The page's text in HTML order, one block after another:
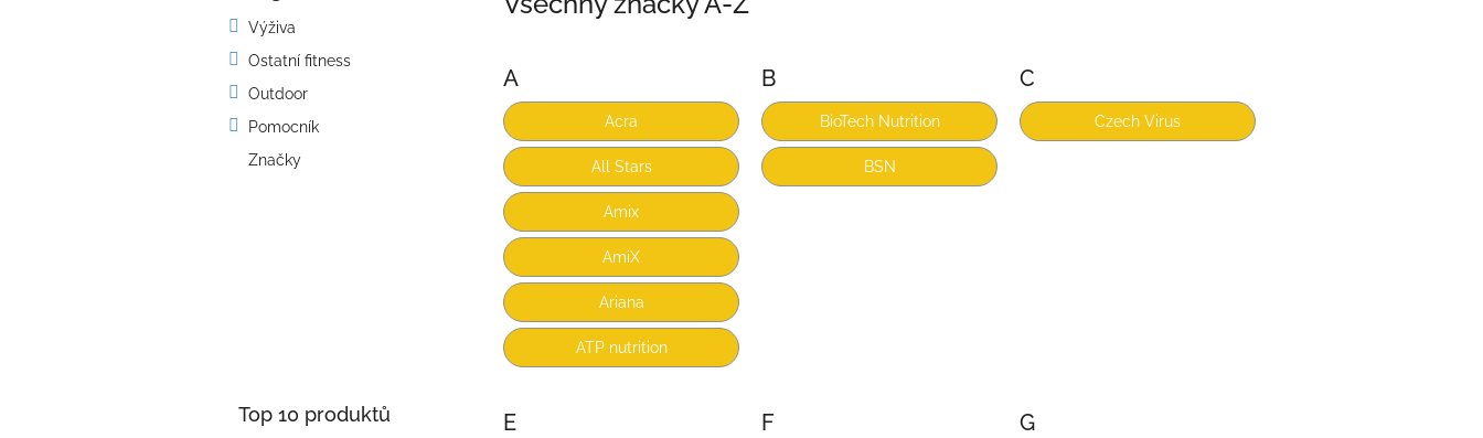
Výživa
Ostatní fitness
Outdoor
Pomocník
Značky
Top 10 produktů
A
Acra
All Stars
Amix
AmiX
Ariana
ATP nutrition
B
BioTech Nutrition
BSN
C
Czech Virus
E F G